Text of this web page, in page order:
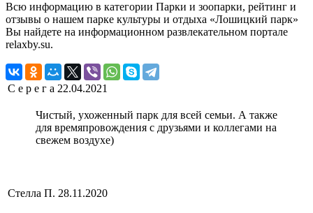
Всю информацию в категории Парки и зоопарки, рейтинг и
отзывы о нашем парке культуры и отдыха «Лошицкий парк»
Вы найдете на информационном развлекательном портале
relaxby.su.
С е р е г а 22.04.2021
Чистый, ухоженный парк для всей семьи. А также
для времяпровождения с друзьями и коллегами на
свежем воздухе)
Стелла П. 28.11.2020